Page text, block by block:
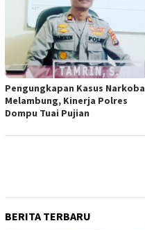
Pengungkapan Kasus Narkoba
Melambung, Kinerja Polres
Dompu Tuai Pujian
BERITA TERBARU